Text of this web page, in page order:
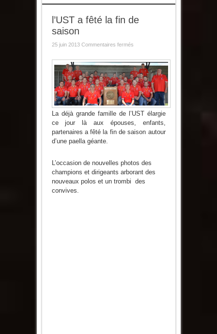
l’UST a fêté la fin de
saison
25 juin 2013 Commentaires ferméssur
fêté
la
fin
de
saison
La déjà grande famille de l’UST élargie
ce jour là aux épouses, enfants,
partenaires a fêté la fin de saison autour
d’une paella géante.
L’occasion de nouvelles photos des
champions et dirigeants arborant des
nouveaux polos et un trombi des
convives.